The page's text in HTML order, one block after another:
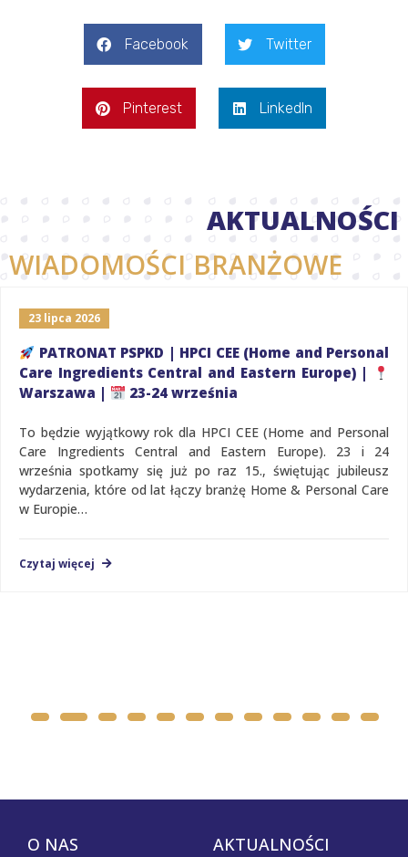
Facebook Twitter
Pinterest LinkedIn
AKTUALNOŚCI
WIADOMOŚCI BRANŻOWE
23 lipca 2026
PATRONAT PSPKD | HPCI CEE (Home and Personal
Care Ingredients Central and Eastern Europe) |
Warszawa |
23-24 września
To będzie wyjątkowy rok dla HPCI CEE (Home and Personal
Care Ingredients Central and Eastern Europe). 23 i 24
września spotkamy się już po raz 15., świętując jubileusz
wydarzenia, które od lat łączy branżę Home & Personal Care
w Europie…
Czytaj więcej
O NAS AKTUALNOŚCI